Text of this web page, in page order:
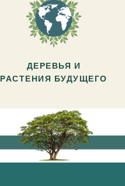
ДЕРЕВЬЯ И
РАСТЕНИЯ БУДУЩЕГО